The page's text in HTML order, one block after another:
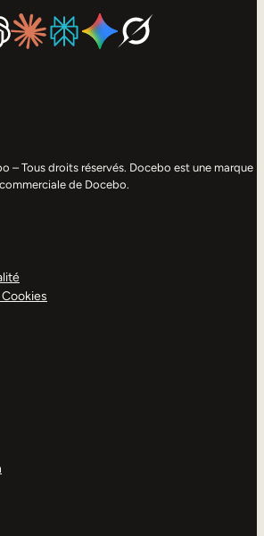
– Tous droits réservés. Docebo est une marque
de Docebo.